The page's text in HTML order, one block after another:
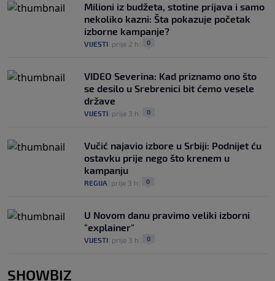
Milioni iz budžeta, stotine prijava i samo
nekoliko kazni: Šta pokazuje početak
izborne kampanje?
VIJESTI prije 2 h 0
VIDEO Severina: Kad priznamo ono što
se desilo u Srebrenici bit ćemo vesele
države
VIJESTI prije 3 h 0
Vučić najavio izbore u Srbiji: Podnijet ću
ostavku prije nego što krenem u
kampanju
REGIJA prije 3 h 0
U Novom danu pravimo veliki izborni
"explainer"
VIJESTI prije 3 h 0
SHOWBIZ